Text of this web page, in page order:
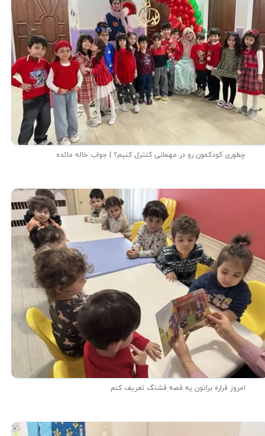
چطوری کودکمون رو در مهمانی کنترل کنیم؟ | جواب خاله مائده
امروز قراره براتون یه قصه قشنگ تعریف کنم